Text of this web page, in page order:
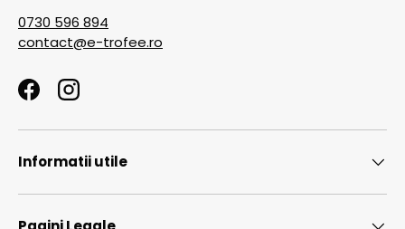
0730 596 894
contact@e-trofee.ro
FacebookInstagram
Informatii utile